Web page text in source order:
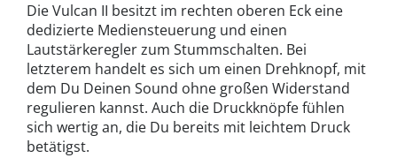
Die Vulcan II besitzt im rechten oberen Eck eine
dedizierte Mediensteuerung und einen
Lautstärkeregler zum Stummschalten. Bei
letzterem handelt es sich um einen Drehknopf, mit
dem Du Deinen Sound ohne großen Widerstand
regulieren kannst. Auch die Druckknöpfe fühlen
sich wertig an, die Du bereits mit leichtem Druck
betätigst.